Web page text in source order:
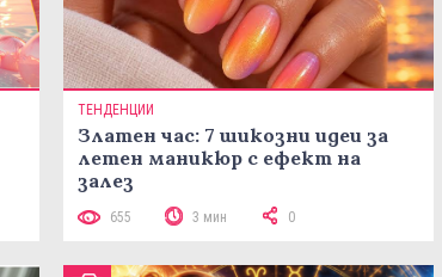
ТЕНДЕНЦИИ
Златен час: 7 шикозни идеи за
летен маникюр с ефект на
залез
655 3 мин 0